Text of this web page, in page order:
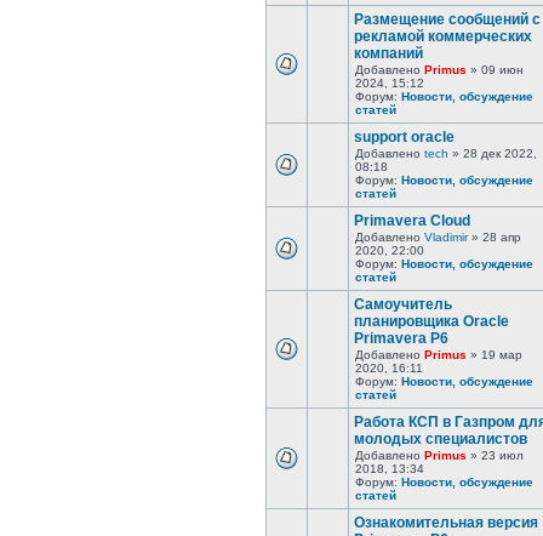
Размещение сообщений с
рекламой коммерческих
компаний
Добавлено Primus » 09 июн
2024, 15:12
Форум: Новости, обсуждение
статей
support oracle
Добавлено tech » 28 дек 2022,
08:18
Форум: Новости, обсуждение
статей
Primavera Cloud
Добавлено Vladimir» 28 апр
2020, 22:00
Форум: Новости, обсуждение
статей
Самоучитель
планировщика Oracle
Primavera P6
Добавлено Primus » 19 мар
2020, 16:11
Форум: Новости, обсуждение
статей
Работа КСП в Газпром
молодых специалистов
Добавлено Primus » 23 июл
2018, 13:34
Форум: Новости, обсуждение
статей
Ознакомительная версия